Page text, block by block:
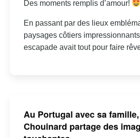
Des moments remplis d’amour!
En passant par des lieux
paysages côtiers
escapade avait tout pour faire
Au Portugal avec sa
Chouinard partage des